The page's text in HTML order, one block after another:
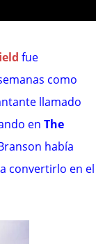
fue
como
llamado
enThe
había
convertirlo en el